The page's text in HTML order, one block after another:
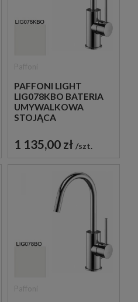
PAFFONI LIGHT
LIG078KBO BATERIA
UMYWALKOWA
STOJĄCA
BIAŁA
1 135,00 zł szt.